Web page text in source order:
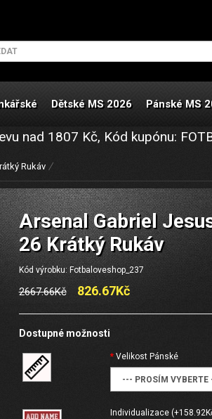
Dětské MS 2026 Pánské MS
nad 1807 Kč, Kód kupónu:
Rukáv
Arsenal Gabriel
26 Krátký Rukáv
Kód výrobku: Fotbaloveshop_237
2667.66Kč 826.67Kč
Dostupné možnosti
Velikost Pánské
Individualizace